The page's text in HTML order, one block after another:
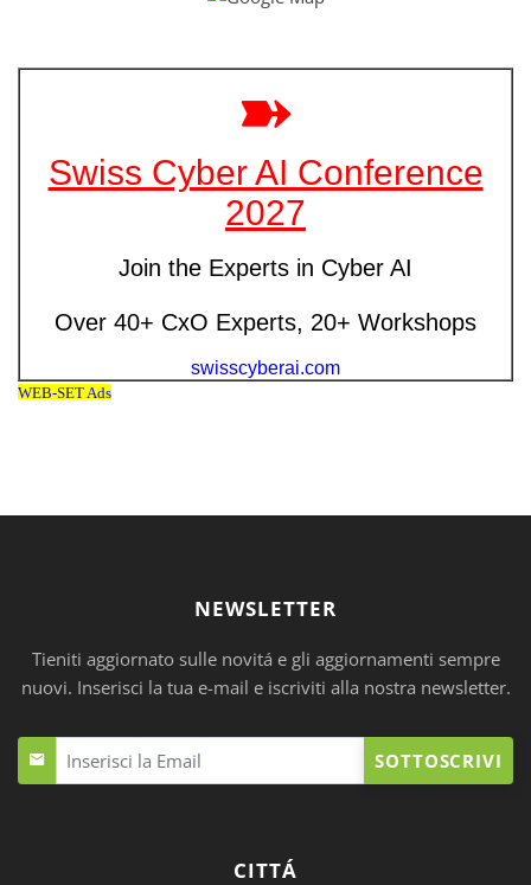
NEWSLETTER
Tieniti aggiornato sulle novitá e gli aggiornamenti sempre
nuovi. Inserisci la tua e-mail e iscriviti alla nostra newsletter.
SOTTOSCRIVI
CITTÁ